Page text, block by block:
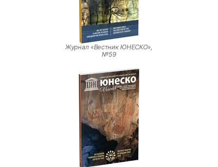
Журнал «Вестник ЮНЕСКО»,
№59